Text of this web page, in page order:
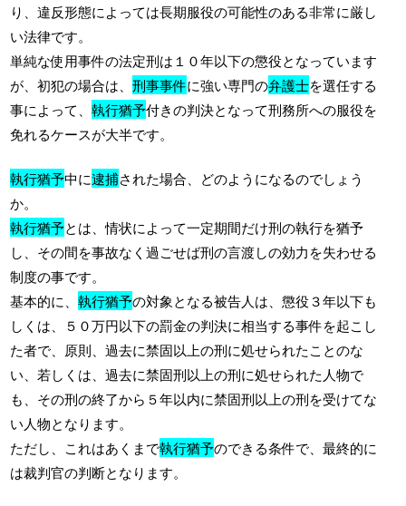
り、違反形態によっては長期服役の可能性のある非常に厳し
い法律です。
単純な使用事件の法定刑は１０年以下の懲役となっています
が、初犯の場合は、刑事事件に強い専門の弁護士を選任する
事によって、執行猶予付きの判決となって刑務所への服役を
免れるケースが大半です。
執行猶予中に逮捕された場合、どのようになるのでしょう
か。
執行猶予とは、情状によって一定期間だけ刑の執行を猶予
し、その間を事故なく過ごせば刑の言渡しの効力を失わせる
制度の事です。
基本的に、執行猶予の対象となる被告人は、懲役３年以下も
しくは、５０万円以下の罰金の判決に相当する事件を起こし
た者で、原則、過去に禁固以上の刑に処せられたことのな
い、若しくは、過去に禁固刑以上の刑に処せられた人物で
も、その刑の終了から５年以内に禁固刑以上の刑を受けてな
い人物となります。
ただし、これはあくまで執行猶予のできる条件で、最終的に
は裁判官の判断となります。